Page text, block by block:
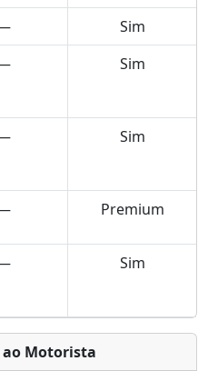
Sim
Sim
Sim
Premium
Sim
ao Motorista